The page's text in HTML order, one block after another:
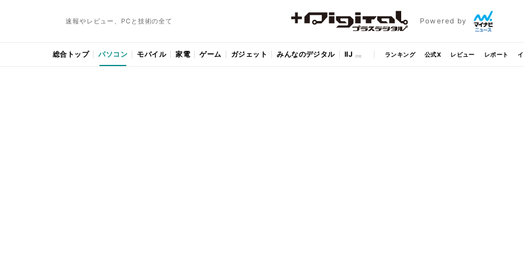
速報やレビュー、PCと技術の全て Powered by
総合トップ パソコン モバイル 家電 ゲーム ガジェット みんなのデジタル IIJ ランキング 公式X レビュー レポート